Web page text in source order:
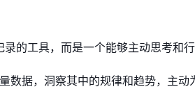
的工具，而是一个能够主动思考和行
数据，洞察其中的规律和趋势，主